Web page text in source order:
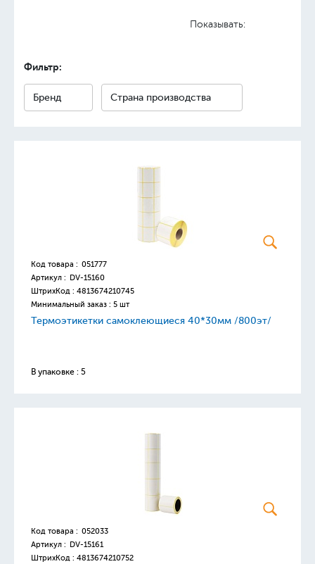
Показывать:
Фильтр:
Бренд Страна производства
Код товара : 051777
Артикул : DV-15160
ШтрихКод : 4813674210745
Минимальный заказ : 5 шт
Термоэтикетки самоклеющиеся 40*30мм /800эт/
В упаковке : 5
Код товара : 052033
Артикул : DV-15161
ШтрихКод : 4813674210752